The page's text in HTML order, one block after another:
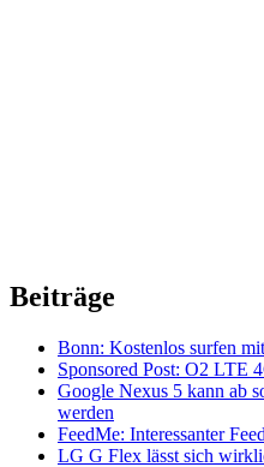
Beiträge
Bonn: Kostenlos surfen
Sponsored Post: O2 LTE
Google Nexus 5 kann ab
werden
FeedMe: Interessanter
LG G Flex lässt sich